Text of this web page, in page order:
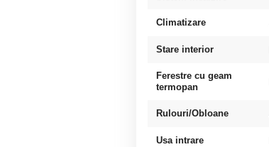
Climatizare
Stare interior
Ferestre cu geam
termopan
Rulouri/Obloane
Usa intrare